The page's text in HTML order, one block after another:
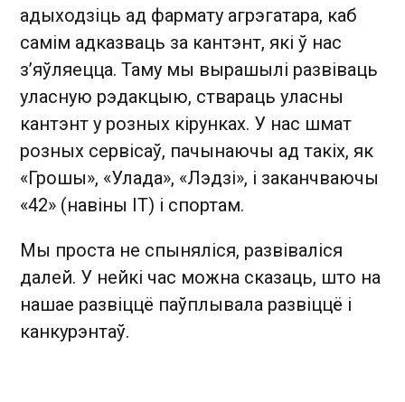
адыходзіць ад фармату агрэгатара, каб
самім адказваць за кантэнт, які ў нас
з’яўляецца. Таму мы вырашылі развіваць
уласную рэдакцыю, ствараць уласны
кантэнт у розных кірунках. У нас шмат
розных сервісаў, пачынаючы ад такіх, як
«Грошы», «Улада», «Лэдзі», і заканчваючы
«42» (навіны IT) і спортам.
Мы проста не спыняліся, развіваліся
далей. У нейкі час можна сказаць, што на
нашае развіццё паўплывала развіццё і
канкурэнтаў.